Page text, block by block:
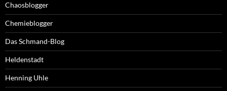
Chaosblogger
Chemieblogger
Das Schmand-Blog
Heldenstadt
Henning Uhle